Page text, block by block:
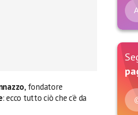
, fondatore
: ecco tutto ciò che c’è da